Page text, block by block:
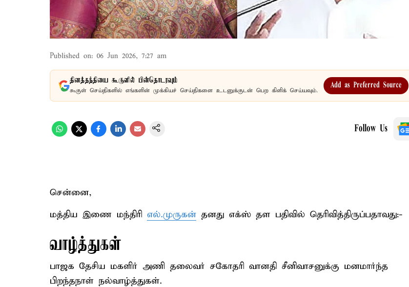
Published on: 06 Jun 2026, 7:27 am
தினத்தந்தியை கூகுளில் பின்தொடரவும்
கூகுள் செய்திகளில் எங்களின் முக்கியச் செய்திகளை உடனுக்குடன் பெற கிளிக் செய்யவும்.
Add as Preferred Source
Follow Us
சென்னை,
மத்திய இணை மந்திரி எல்.முருகன் தனது எக்ஸ் தள பதிவில் தெரிவித்திருப்பதாவது:-
வாழ்த்துகள்
பாஜக தேசிய மகளிர் அணி தலைவர் சகோதரி வானதி சீனிவாசனுக்கு மனமார்ந்த
பிறந்தநாள் நல்வாழ்த்துகள்.